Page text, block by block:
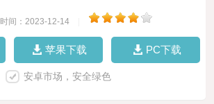
时间：2023-12-14
苹果下载 PC下载
安卓市场，安全绿色